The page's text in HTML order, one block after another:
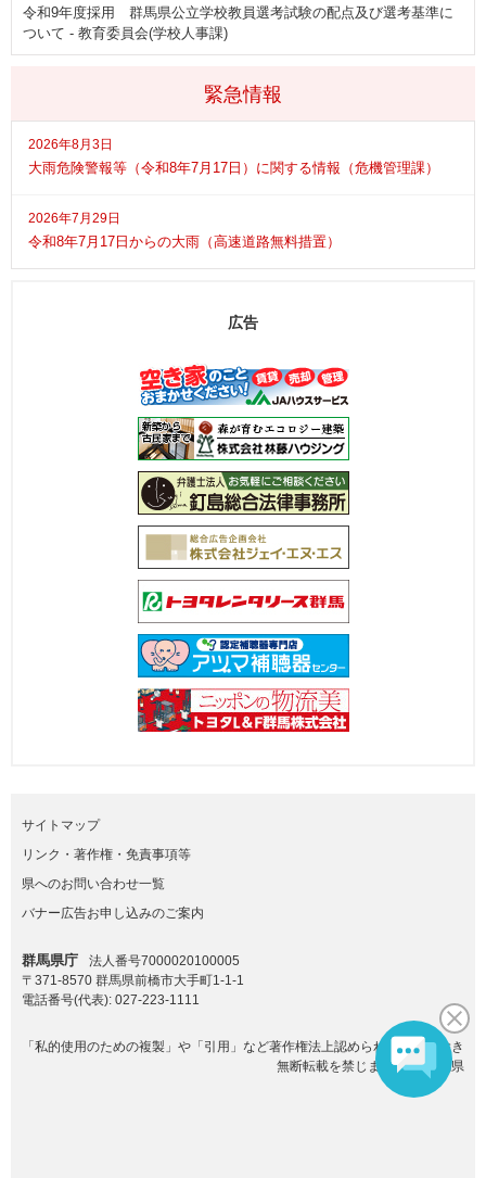
緊急情報
2026年8月3日
大雨危険警報等（令和8年7月17日）に関する情報（危機管理課）
2026年7月29日
令和8年7月17日からの大雨（高速道路無料措置）
令和9年度採用 群馬県公立学校教員選考試験の配点及び選考基準に
ついて - 教育委員会(学校人事課)
広告
サイトマップ
リンク・著作権・免責事項等
県へのお問い合わせ一覧
バナー広告お申し込みのご案内
群馬県庁
法人番号7000020100005
〒371-8570 群馬県前橋市大手町1-1-1
電話番号(代表): 027-223-1111
「私的使用のための複製」や「引用」など著作権法上認められた場合を除き
無断転載を禁じます。(C)群馬県